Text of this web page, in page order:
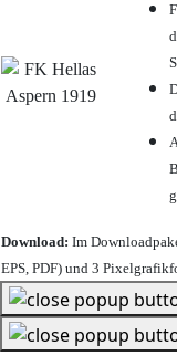
Download: Im
EPS, PDF) und 3